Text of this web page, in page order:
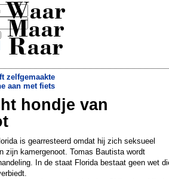
Waar
Maar
Raar
zelfgemaakte
aan met fiets
Facebook nekt frauderende vrouw
hondje van
is gearresteerd omdat hij zich seksueel
zijn kamergenoot. Tomas Bautista wordt
In de staat Florida bestaat geen wet